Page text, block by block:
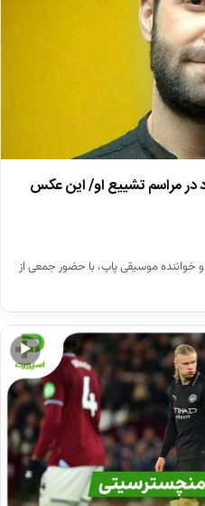
در مراسم تشییع او/ این عکس
خواننده موسیقی پاپ، با حضور جمعی از
▶